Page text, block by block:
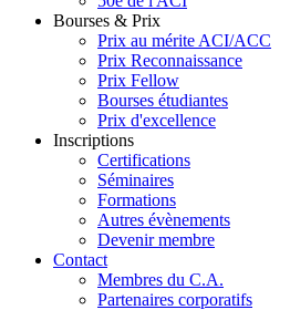
Bourses & Prix
Prix au mérite ACI/ACC
Prix Reconnaissance
Prix Fellow
Bourses étudiantes
Prix d'excellence
Inscriptions
Certifications
Séminaires
Formations
Autres évènements
Devenir membre
Contact
Membres du C.A.
Partenaires corporatifs